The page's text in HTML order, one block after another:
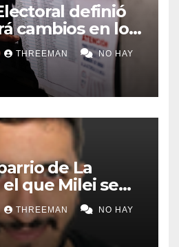
definió
cambios en los
en La
THREEMAN NO HAY
de La
que Milei se
lanzamiento
en provincia de
THREEMAN NO HAY